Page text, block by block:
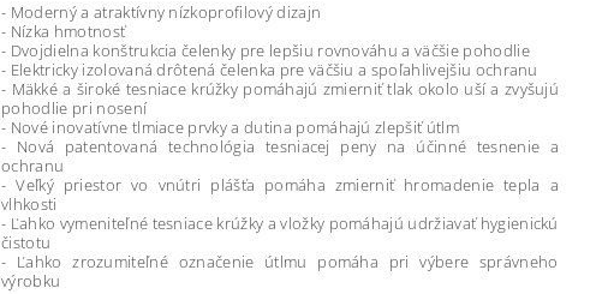
- Moderný a atraktívny nízkoprofilový dizajn
- Nízka hmotnosť
- Dvojdielna konštrukcia čelenky pre lepšiu rovnováhu a väčšie pohodlie
- Elektricky izolovaná drôtená čelenka pre väčšiu a spoľahlivejšiu ochranu
- Mäkké a široké tesniace krúžky pomáhajú zmierniť tlak okolo uší a zvyšujú
pohodlie pri nosení
- Nové inovatívne tlmiace prvky a dutina pomáhajú zlepšiť útlm
- Nová patentovaná technológia tesniacej peny na účinné tesnenie a
ochranu
- Veľký priestor vo vnútri plášťa pomáha zmierniť hromadenie tepla a
vlhkosti
- Ľahko vymeniteľné tesniace krúžky a vložky pomáhajú udržiavať hygienickú
čistotu
- Ľahko zrozumiteľné označenie útlmu pomáha pri výbere správneho
výrobku